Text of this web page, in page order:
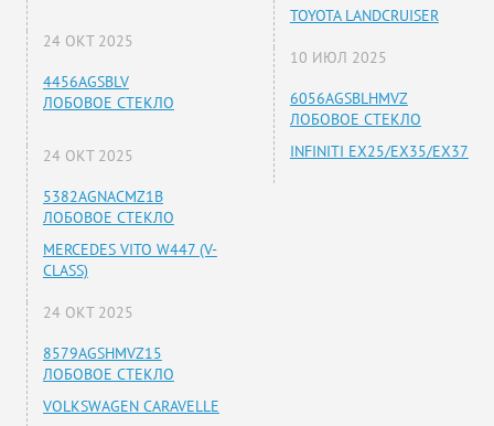
24 ОКТ 2025
4456AGSBLV
ЛОБОВОЕ СТЕКЛО
24 ОКТ 2025
5382AGNACMZ1B
ЛОБОВОЕ СТЕКЛО
MERCEDES VITO W447 (V-
CLASS)
24 ОКТ 2025
8579AGSHMVZ15
ЛОБОВОЕ СТЕКЛО
VOLKSWAGEN CARAVELLE
TOYOTA LANDCRUISER
10 ИЮЛ 2025
6056AGSBLHMVZ
ЛОБОВОЕ СТЕКЛО
INFINITI EX25/EX35/EX37